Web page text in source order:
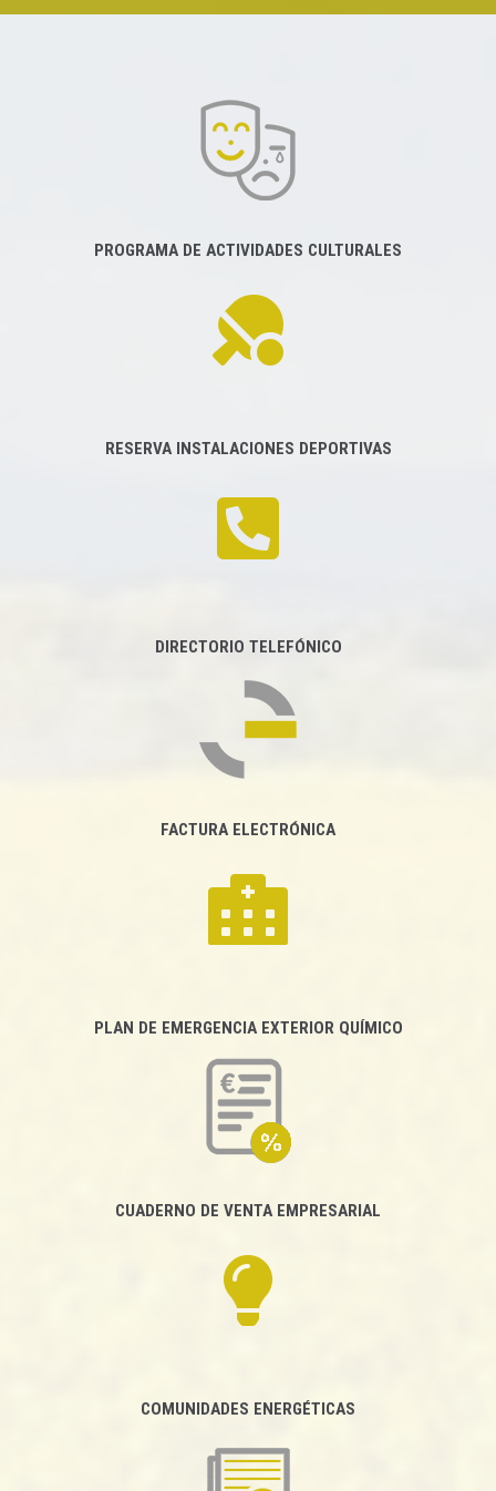
PROGRAMA DE ACTIVIDADES CULTURALES
RESERVA INSTALACIONES DEPORTIVAS
DIRECTORIO TELEFÓNICO
FACTURA ELECTRÓNICA
PLAN DE EMERGENCIA EXTERIOR QUÍMICO
CUADERNO DE VENTA EMPRESARIAL
COMUNIDADES ENERGÉTICAS